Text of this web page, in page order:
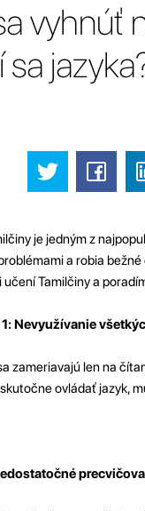
vyhnúť
sa
je jedným z
a robia
Tamilčiny a
Nevyužívanie
zameriavajú len na
ovládať jazyk,